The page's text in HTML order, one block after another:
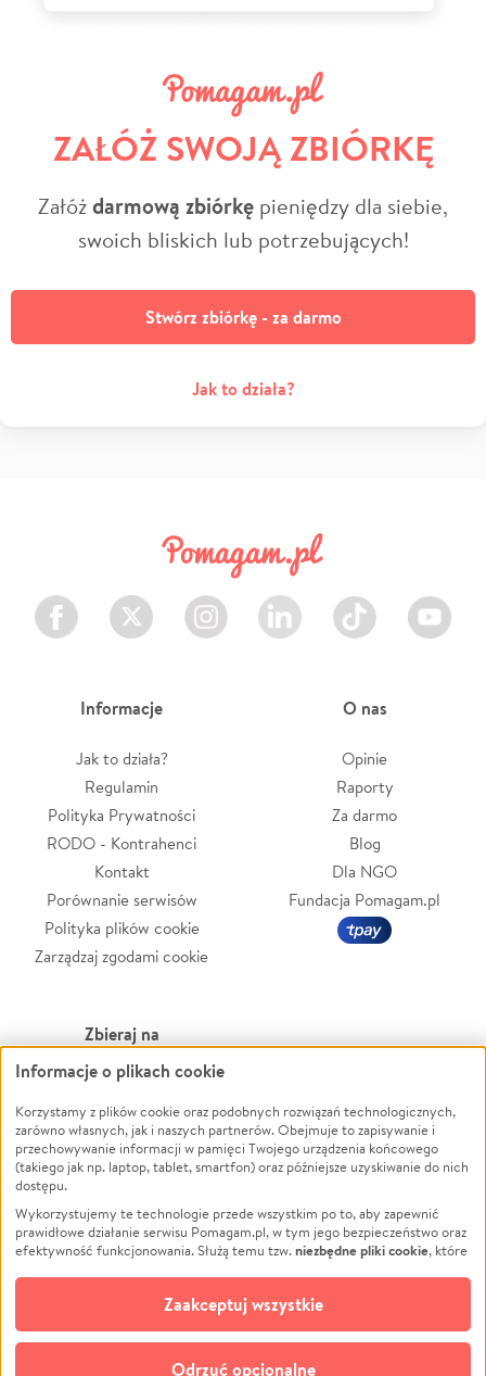
ZAŁÓŻ SWOJĄ ZBIÓRKĘ
Załóżdarmową zbiórkę pieniędzy dla siebie,
swoich bliskich lub potrzebujących!
Stwórz zbiórkę - za darmo
Jak to działa?
Facebook Twitter Instagram LinkedIn TikTok Youtube
Informacje
Jak to działa?
Regulamin
Polityka Prywatności
RODO - Kontrahenci
Kontakt
Porównanie serwisów
Polityka plików cookie
Zarządzaj zgodami cookie
O nas
Opinie
Raporty
Za darmo
Blog
Dla NGO
Fundacja Pomagam.pl
Zbieraj na
Leczenie
Zwierzęta
Pożar
Ukraina
Pomoc Finansowa
Projekty
Pogrzeb
Społeczność lokalna
Kultura
Powódź
Wichura
NGO
Edukacja
Podróż
Impreza
Ochrona środowiska
Biznes
Informacje o plikach cookie
Korzystamy z plików cookie oraz podobnych rozwiązań technologicznych,
zarówno własnych, jak i naszych partnerów. Obejmuje to zapisywanie i
przechowywanie informacji w pamięci Twojego urządzenia końcowego
(takiego jak np. laptop, tablet, smartfon) oraz późniejsze uzyskiwanie do nich
dostępu.
Wykorzystujemy te technologie przede wszystkim po to, aby zapewnić
prawidłowe działanie serwisu Pomagam.pl, w tym jego bezpieczeństwo oraz
efektywność funkcjonowania. Służą temu tzw.niezbędne pliki cookie, które
opcjonalnych plików cookie
technologii do celów analitycznych i retargetingowych. Możesz wyrazić
zgodę na ich stosowanie lub jej odmówić. W dowolnym momencie masz
możliwość zmiany swoich preferencji na stronie „Zarządzaj zgodami cookie”,
do której link znajdziesz w stopce serwisu Pomagam.pl. Opcjonalne pliki
Odrzuć opcjonalne
Zaakceptuj wszystkie